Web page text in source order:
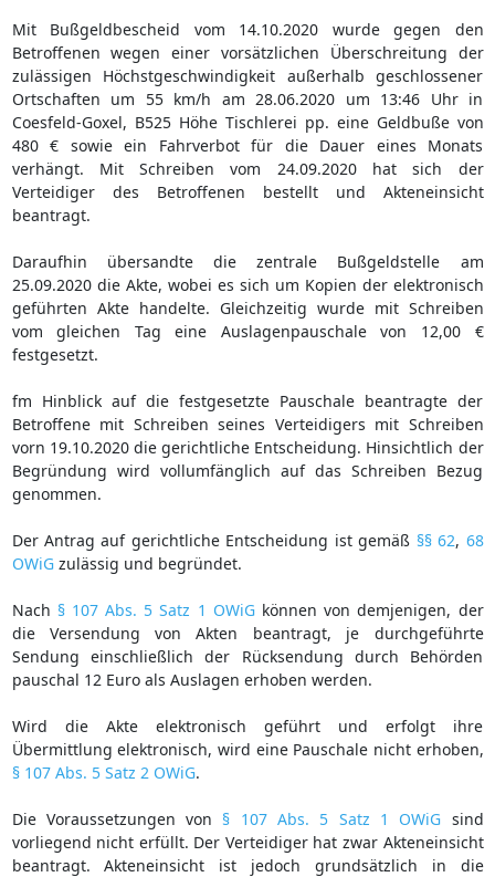
Mit Bußgeldbescheid vom 14.10.2020 wurde gegen den
Betroffenen wegen einer vorsätzlichen Überschreitung der
zulässigen Höchstgeschwindigkeit außerhalb geschlossener
Ortschaften um 55 km/h am 28.06.2020 um 13:46 Uhr in
Coesfeld-Goxel, B525 Höhe Tischlerei pp. eine Geldbuße von
480 € sowie ein Fahrverbot für die Dauer eines Monats
verhängt. Mit Schreiben vom 24.09.2020 hat sich der
Verteidiger des Betroffenen bestellt und Akteneinsicht
beantragt.
Daraufhin übersandte die zentrale Bußgeldstelle am
25.09.2020 die Akte, wobei es sich um Kopien der elektronisch
geführten Akte handelte. Gleichzeitig wurde mit Schreiben
vom gleichen Tag eine Auslagenpauschale von 12,00 €
festgesetzt.
fm Hinblick auf die festgesetzte Pauschale beantragte der
Betroffene mit Schreiben seines Verteidigers mit Schreiben
vorn 19.10.2020 die gerichtliche Entscheidung. Hinsichtlich der
Begründung wird vollumfänglich auf das Schreiben Bezug
genommen.
Der Antrag auf gerichtliche Entscheidung ist gemäß §§ 62, 68
OWiGzulässig und begründet.
Nach § 107 Abs. 5 Satz 1 OWiGkönnen von demjenigen, der
die Versendung von Akten beantragt, je durchgeführte
Sendung einschließlich der Rücksendung durch Behörden
pauschal 12 Euro als Auslagen erhoben werden.
Wird die Akte elektronisch geführt und erfolgt ihre
Übermittlung elektronisch, wird eine Pauschale nicht erhoben,
§ 107 Abs. 5 Satz 2 OWiG.
Die Voraussetzungen von § 107 Abs. 5 Satz 1 OWiG sind
vorliegend nicht erfüllt. Der Verteidiger hat zwar Akteneinsicht
beantragt. Akteneinsicht ist jedoch grundsätzlich in die